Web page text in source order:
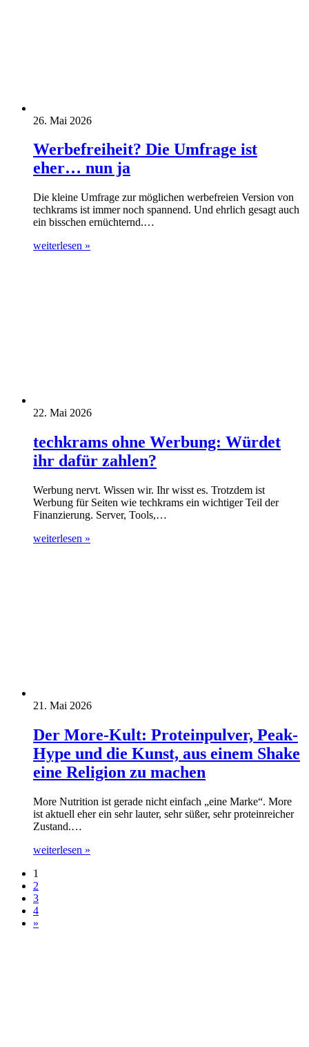
26. Mai 2026
Werbefreiheit? Die Umfrage ist
eher… nun ja
Die kleine Umfrage zur möglichen werbefreien Version von
techkrams ist immer noch spannend. Und ehrlich gesagt auch
ein bisschen ernüchternd.…
weiterlesen »
22. Mai 2026
techkrams ohne Werbung: Würdet
ihr dafür zahlen?
Werbung nervt. Wissen wir. Ihr wisst es. Trotzdem ist
Werbung für Seiten wie techkrams ein wichtiger Teil der
Finanzierung. Server, Tools,…
weiterlesen »
21. Mai 2026
Der More-Kult: Proteinpulver, Peak-
Hype und die Kunst, aus einem Shake
eine Religion zu machen
More Nutrition ist gerade nicht einfach „eine Marke“. More
ist aktuell eher ein sehr lauter, sehr süßer, sehr proteinreicher
Zustand.…
weiterlesen »
1
2
3
4
»